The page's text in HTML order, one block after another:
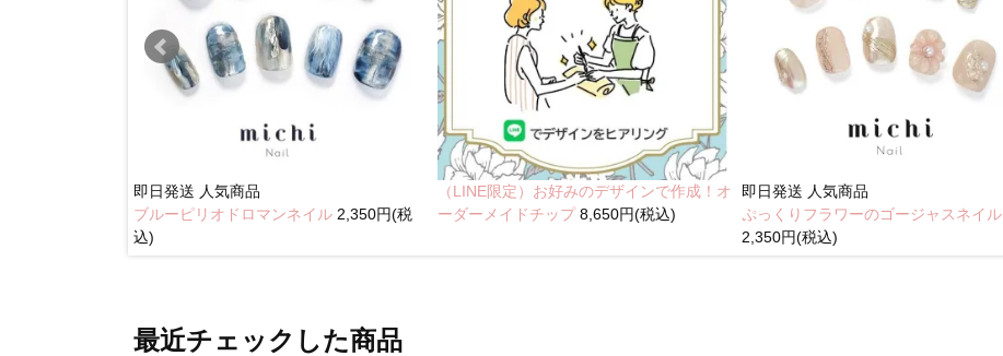
即日発送 人気商品
ブルーピリオドロマンネイル 2,350円(税
込)
（LINE限定）お好みのデザインで作成！オ
ーダーメイドチップ8,650円(税込)
即日発送 人気商品
ぷっくりフラワーのゴージャスネイル
2,350円(税込)
最近チェックした商品